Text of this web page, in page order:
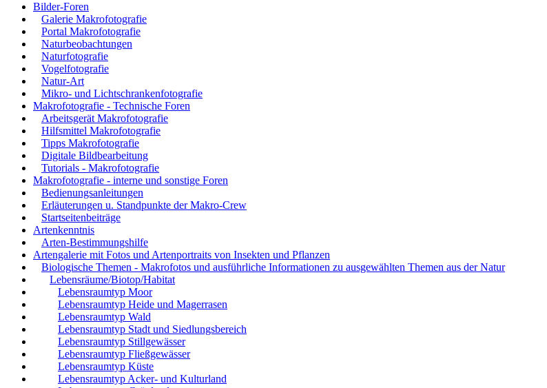
Bilder-Foren
Galerie Makrofotografie
Portal Makrofotografie
Naturbeobachtungen
Naturfotografie
Vogelfotografie
Natur-Art
Mikro- und Lichtschrankenfotografie
Makrofotografie - Technische Foren
Arbeitsgerät Makrofotografie
Hilfsmittel Makrofotografie
Tipps Makrofotografie
Digitale Bildbearbeitung
Tutorials - Makrofotografie
Makrofotografie - interne und sonstige Foren
Bedienungsanleitungen
Erläuterungen u. Standpunkte der Makro-Crew
Startseitenbeiträge
Artenkenntnis
Arten-Bestimmungshilfe
Artengalerie mit Fotos und Artenportraits von Insekten und Pflanzen
Biologische Themen - Makrofotos und ausführliche Informationen zu ausgewählten Themen aus der Natur
Lebensräume/Biotop/Habitat
Lebensraumtyp Moor
Lebensraumtyp Heide und Magerrasen
Lebensraumtyp Wald
Lebensraumtyp Stadt und Siedlungsbereich
Lebensraumtyp Stillgewässer
Lebensraumtyp Fließgewässer
Lebensraumtyp Küste
Lebensraumtyp Acker- und Kulturland